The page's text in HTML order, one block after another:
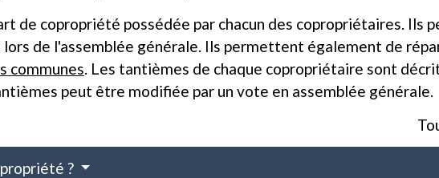
de copropriété possédée par chacun des copropriétaires. Ils
de l'assemblée générale. Ils permettent également de
communes. Les tantièmes de chaque copropriétaire sont
peut être modifiée par un vote en assemblée générale.
?